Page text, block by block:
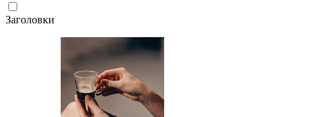
Заголовки